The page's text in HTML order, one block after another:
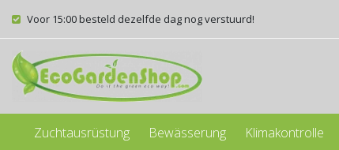
Voor 15:00 besteld dezelfde dag nog verstuurd!
Zuchtausrüstung Bewässerung Klimakontrolle